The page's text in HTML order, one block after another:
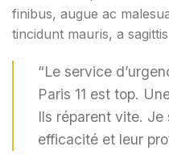
finibus, augue ac
tincidunt mauris, a
“Le service
Paris 11 est top.
Ils réparent vite. Je
efficacité et leur